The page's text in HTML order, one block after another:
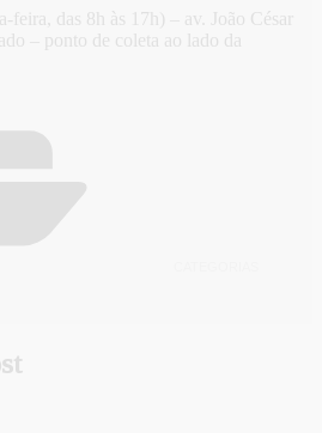
feira, das 8h às 17h) – av. João César
– ponto de coleta ao lado da